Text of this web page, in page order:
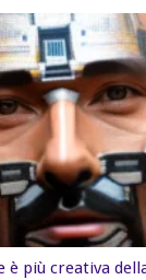
è più creativa